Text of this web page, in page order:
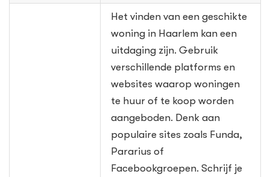
Het vinden van een geschikte
woning in Haarlem kan een
uitdaging zijn. Gebruik
verschillende platforms en
websites waarop woningen
te huur of te koop worden
aangeboden. Denk aan
populaire sites zoals Funda,
Pararius of
Facebookgroepen. Schrijf je